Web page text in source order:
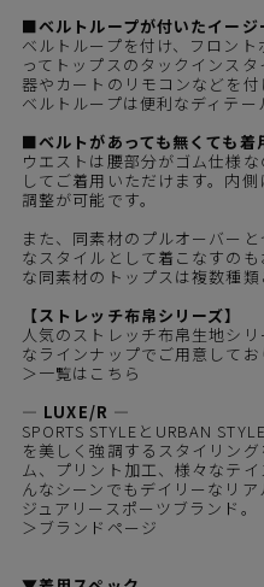
■ベルトループが付いたイージ
ベルトループを付け、フロン
ってトップスのタックインス
器やカートのリモコンなどを付
ベルトループは便利なディテー
■ベルトがあっても無くても着
ウエストは腰部分がゴム仕様
してご着用いただけます。内
調整が可能です。
また、同素材の プルオーバー
なスタイルとして着こなすの
な同素材のトップスは複数種類
【ストレッチ布帛シリーズ】
人気のストレッチ布帛生地シ
なラインナップでご用意してお
＞一覧はこちら
― LUXE/R ―
SPORTS STYLEとURBAN
を美しく強調するスタイリン
ム、プリント加工、様々なテ
んなシーンでもデイリーなリ
ジュアリースポーツブランド。
＞ブランドページ